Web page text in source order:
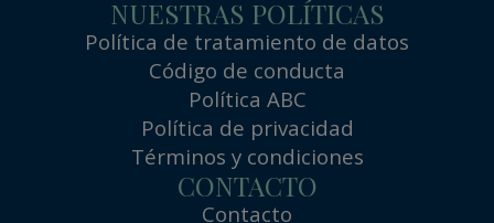
NUESTRAS POLÍTICAS
Política de tratamiento de datos
Código de conducta
Política ABC
Política de privacidad
Términos y condiciones
CONTACTO
Contacto